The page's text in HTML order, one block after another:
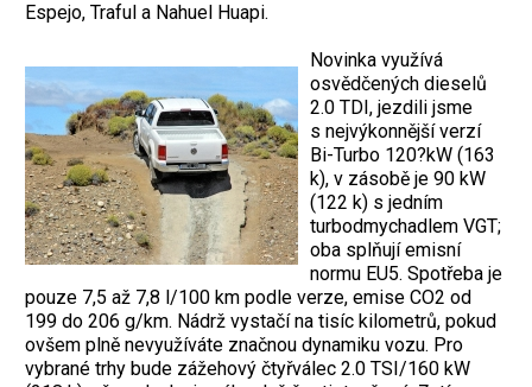
Espejo, Traful a Nahuel Huapi.
Novinka využívá
osvědčených dieselů
2.0 TDI, jezdili jsme
s nejvýkonnější verzí
Bi-Turbo 120?kW (163
k), v zásobě je 90 kW
(122 k) s jedním
turbodmychadlem VGT;
oba splňují emisní
normu EU5. Spotřeba je
pouze 7,5 až 7,8 l/100 km podle verze, emise CO2 od
199 do 206 g/km. Nádrž vystačí na tisíc kilometrů, pokud
ovšem plně nevyužíváte značnou dynamiku vozu. Pro
vybrané trhy bude zážehový čtyřválec 2.0 TSI/160 kW